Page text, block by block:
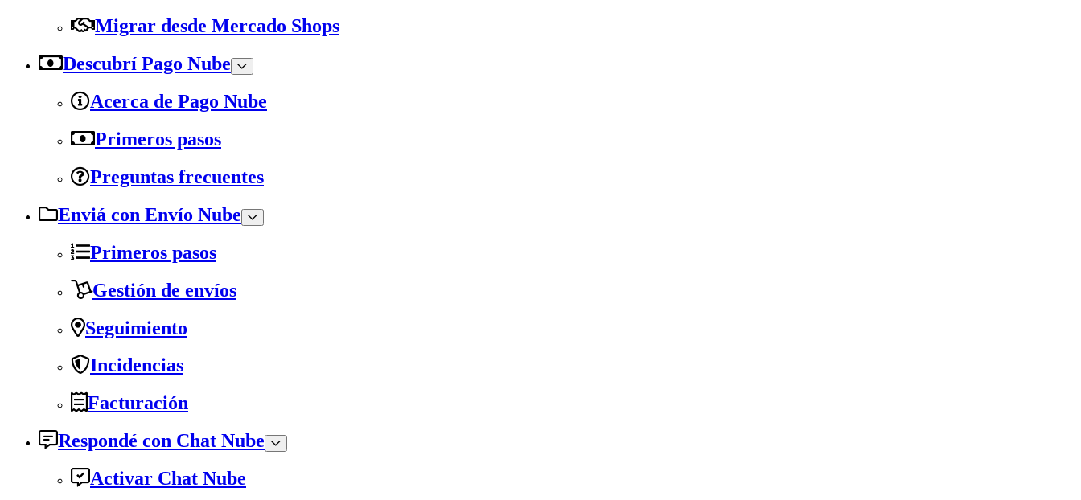
Migrar desde Mercado Shops
Descubrí Pago Nube
Acerca de Pago Nube
Primeros pasos
Preguntas frecuentes
Enviá con Envío Nube
Primeros pasos
Gestión de envíos
Seguimiento
Incidencias
Facturación
Respondé con Chat Nube
Activar Chat Nube